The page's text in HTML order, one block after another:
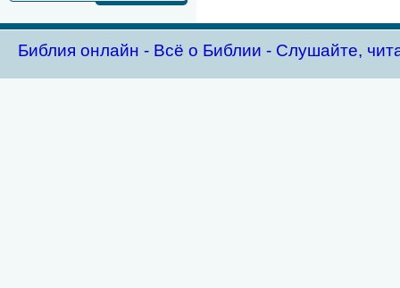
Библия oнлайн - Всё о Библии - Слушайте,